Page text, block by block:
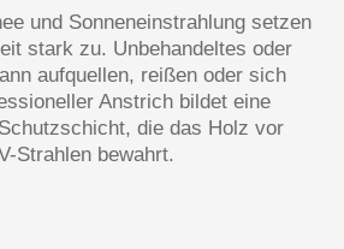
und Sonneneinstrahlung setzen
stark zu. Unbehandeltes oder
aufquellen, reißen oder sich
Anstrich bildet eine
die das Holz vor
Strahlen bewahrt.